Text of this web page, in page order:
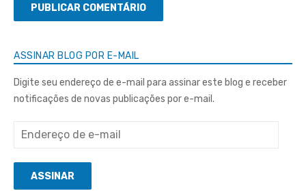
ASSINAR BLOG POR E-MAIL
Digite seu endereço de e-mail para assinar este blog e receber
notificações de novas publicações por e-mail.
Endereço
e-
mailASSINAR